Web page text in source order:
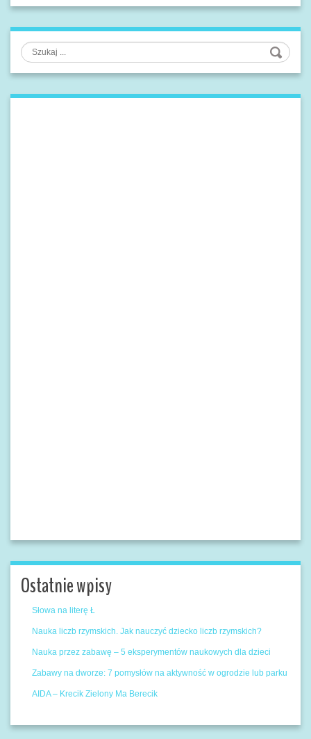
Szukaj
Ostatnie wpisy
Słowa na literę Ł
Nauka liczb rzymskich. Jak nauczyć dziecko liczb rzymskich?
Nauka przez zabawę – 5 eksperymentów naukowych dla dzieci
Zabawy na dworze: 7 pomysłów na aktywność w ogrodzie lub parku
AIDA – Krecik Zielony Ma Berecik